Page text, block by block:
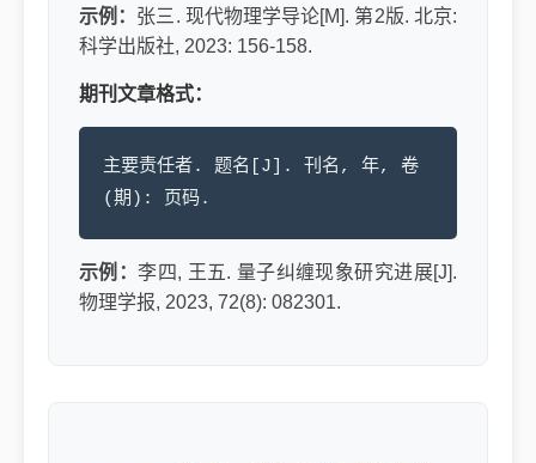
示例： 张三. 现代物理学导论[M]. 第2版. 北京:
科学出版社, 2023: 156-158.
期刊文章格式：
主要责任者. 题名[J]. 刊名, 年, 卷
(期): 页码.
示例：李四, 王五. 量子纠缠现象研究进展[J].
物理学报, 2023, 72(8): 082301.